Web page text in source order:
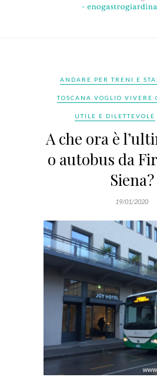
ANDARE PER TRENI E
TOSCANA VOGLIO VIVERE
UTILE E DILETTEVOLE
A che ora è
o autobus da
Siena?
19/01/2020